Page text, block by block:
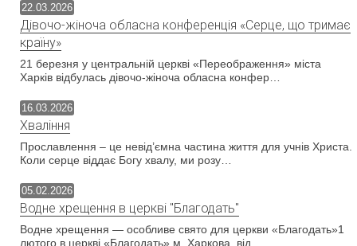
22.03.2026
Дівочо-жіноча обласна конференція «Серце, що тримає
країну»
21 березня у центральній церкві «Переображення» міста
Харків відбулась дівочо-жіноча обласна конфер…
16.03.2026
Хваління
Прославлення – це невід’ємна частина життя для учнів Христа.
Коли серце віддає Богу хвалу, ми розу…
05.02.2026
Водне хрещення в церкві "Благодать"
Водне хрещення — особливе свято для церкви «Благодать»1
лютого в церкві «Благодать» м. Харкова, від…